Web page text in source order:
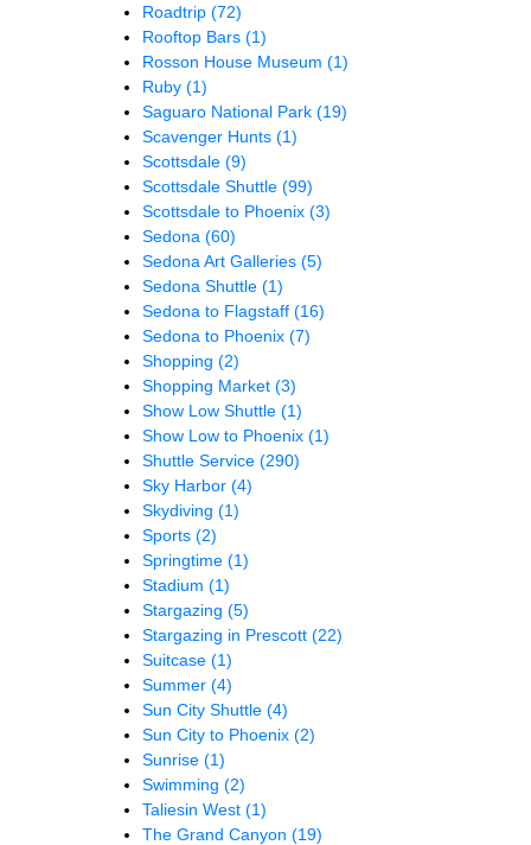
Roadtrip (72)
Rooftop Bars (1)
Rosson House Museum (1)
Ruby (1)
Saguaro National Park (19)
Scavenger Hunts (1)
Scottsdale (9)
Scottsdale Shuttle (99)
Scottsdale to Phoenix (3)
Sedona (60)
Sedona Art Galleries (5)
Sedona Shuttle (1)
Sedona to Flagstaff (16)
Sedona to Phoenix (7)
Shopping (2)
Shopping Market (3)
Show Low Shuttle (1)
Show Low to Phoenix (1)
Shuttle Service (290)
Sky Harbor (4)
Skydiving (1)
Sports (2)
Springtime (1)
Stadium (1)
Stargazing (5)
Stargazing in Prescott (22)
Suitcase (1)
Summer (4)
Sun City Shuttle (4)
Sun City to Phoenix (2)
Sunrise (1)
Swimming (2)
Taliesin West (1)
The Grand Canyon (19)